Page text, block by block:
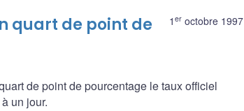
1 eroctobre 1997
quart de point de
de point de pourcentage le taux officiel
un jour.